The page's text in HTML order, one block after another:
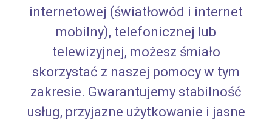
internetowej (światłowód i internet
mobilny), telefonicznej lub
telewizyjnej, możesz śmiało
skorzystać z naszej pomocy w tym
zakresie. Gwarantujemy stabilność
usług, przyjazne użytkowanie i jasne